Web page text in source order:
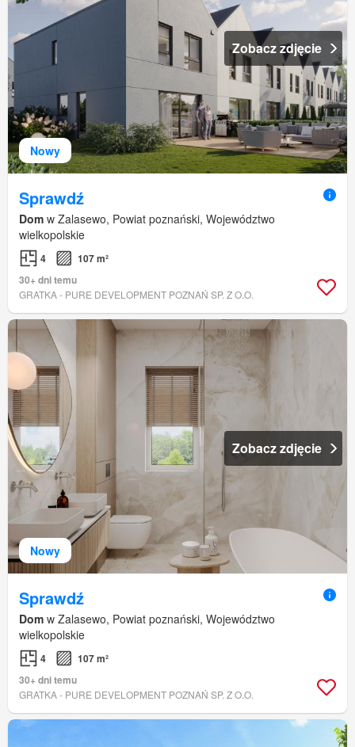
Nowy
Zobacz zdjęcie
Sprawdź
Dom w Zalasewo, Powiat poznański, Województwo
wielkopolskie
4
107 m²
30+ dni temu
GRATKA - PURE DEVELOPMENT POZNAŃ SP. Z O.O.
Nowy
Zobacz zdjęcie
Sprawdź
Dom w Zalasewo, Powiat poznański, Województwo
wielkopolskie
4
107 m²
30+ dni temu
GRATKA - PURE DEVELOPMENT POZNAŃ SP. Z O.O.